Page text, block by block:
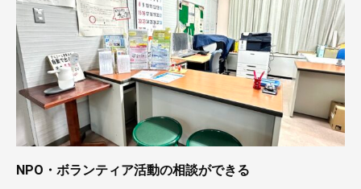
NPO・ボランティア活動の相談ができる